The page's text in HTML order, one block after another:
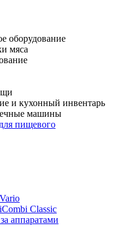
оборудование
мяса
и кухонный инвентарь
машины
пищевого
Classic
аппаратами